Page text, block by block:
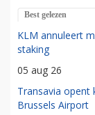
Best gelezen
KLM annuleert
staking
05 aug 26
Transavia opent
Brussels Airport